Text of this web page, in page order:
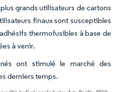
grands utilisateurs de cartons
finaux sont susceptibles
thermofusibles à base de
à venir.
ont stimulé le marché des
derniers temps.